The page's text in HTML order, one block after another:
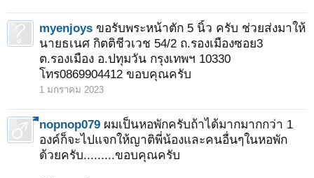
myenjoys ขอรับพระหน้าตัก 5 นิ้ว ครับ ช่วยส่งมาให้
นายธเนศ กิตติชีวเวช 54/2 ถ.รองเมืองซอย3
ต.รองเมือง อ.ปทุมวัน กรุงเทพฯ 10330
โทร0869904412 ขอบคุณครับ
1 มกราคม 2023
ืืืnopnop079 ผมเป็นหอพักครับถ้าได้มากมากกว่า 1
องค์ก็จะไปแจกให้ญาติพี่น้องและคนอื่นๆในหอพัก
ด้วยครับ.........ขอบคุณครับ